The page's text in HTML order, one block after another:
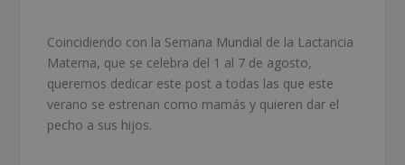
Coincidiendo con la Semana Mundial de la Lactancia
Materna, que se celebra del 1 al 7 de agosto,
queremos dedicar este post a todas las que este
verano se estrenan como mamás y quieren dar el
pecho a sus hijos.